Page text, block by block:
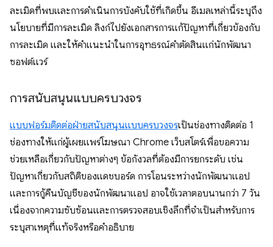
ละเมิดที่พบและการดำเนินการบังคับใช้ที่เกิดขึ้น อีเมลเหล่านี้ระบุถึง
นโยบายที่มีการละเมิด ลิงก์ไปยังเอกสารการแก้ปัญหาที่เกี่ยวข้องกับ
การละเมิด และให้คำแนะนำในการอุทธรณ์คำตัดสินแก่นักพัฒนา
ซอฟต์แวร์
การสนับสนุนแบบครบวงจร
แบบฟอร์มติดต่อฝ่ายสนับสนุนแบบครบวงจรเป็นช่องทางติดต่อ 1
ช่องทางให้แก่ผู้เผยแพร่โฆษณา Chrome เว็บสโตร์เพื่อขอความ
ช่วยเหลือเกี่ยวกับปัญหาต่างๆ ข้อกังวลที่ต้องมีการยกระดับ เช่น
ปัญหาเกี่ยวกับสถิติของแดชบอร์ด การโอนระหว่างนักพัฒนาแอป
และการกู้คืนบัญชีของนักพัฒนาแอป อาจใช้เวลาตอบนานกว่า 7 วัน
เนื่องจากความซับซ้อนและการตรวจสอบเชิงลึกที่จำเป็นสำหรับการ
ระบุสาเหตุที่แท้จริงหรือคำอธิบาย